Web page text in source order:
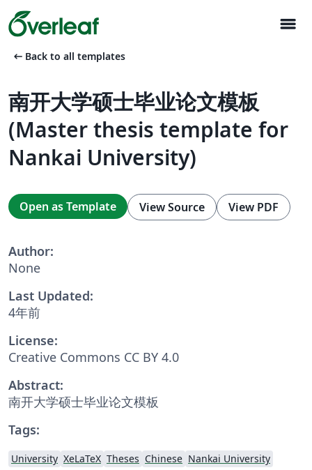
menu
arrow_left_alt Back to all templates
南开大学硕士毕业论文模板
(Master thesis template for
Nankai University)
Open as Template View Source View PDF
Author:
None
Last Updated:
4年前
License:
Creative Commons CC BY 4.0
Abstract:
南开大学硕士毕业论文模板
Tags:
University XeLaTeX Theses Chinese Nankai University